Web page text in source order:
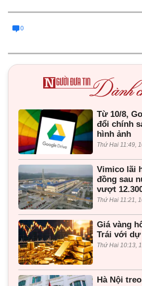
0
Từ 10/8,
đổi chính
hình ảnh
Thứ Hai 11:49,
Vimico lãi
đồng sau
vượt
Thứ Hai 11:21,
Giá vàng
Trái với dự
Thứ Hai 10:13,
Hà Nội